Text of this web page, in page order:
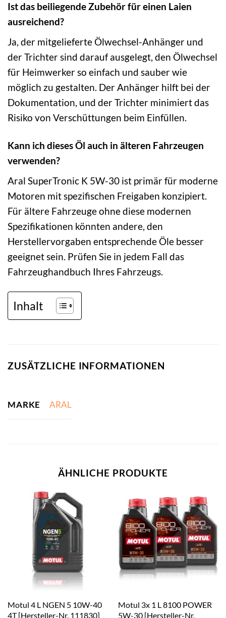
Ist das beiliegende Zubehör für einen Laien
ausreichend?
Ja, der mitgelieferte Ölwechsel-Anhänger und
der Trichter sind darauf ausgelegt, den Ölwechsel
für Heimwerker so einfach und sauber wie
möglich zu gestalten. Der Anhänger hilft bei der
Dokumentation, und der Trichter minimiert das
Risiko von Verschüttungen beim Einfüllen.
Kann ich dieses Öl auch in älteren Fahrzeugen
verwenden?
Aral SuperTronic K 5W-30 ist primär für moderne
Motoren mit spezifischen Freigaben konzipiert.
Für ältere Fahrzeuge ohne diese modernen
Spezifikationen könnten andere, den
Herstellervorgaben entsprechende Öle besser
geeignet sein. Prüfen Sie in jedem Fall das
Fahrzeughandbuch Ihres Fahrzeugs.
Inhalt
ZUSÄTZLICHE INFORMATIONEN
MARKE ARAL
ÄHNLICHE PRODUKTE
Motul 4 L NGEN 5 10W-40
4T [Hersteller-Nr. 111830]
Motul 3x 1 L 8100 POWER
5W-30 [Hersteller-Nr.